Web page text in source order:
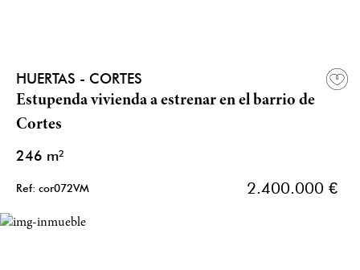
HUERTAS - CORTES
Estupenda vivienda a estrenar en el barrio de
Cortes
246 m²
Ref: cor072VM 2.400.000 €